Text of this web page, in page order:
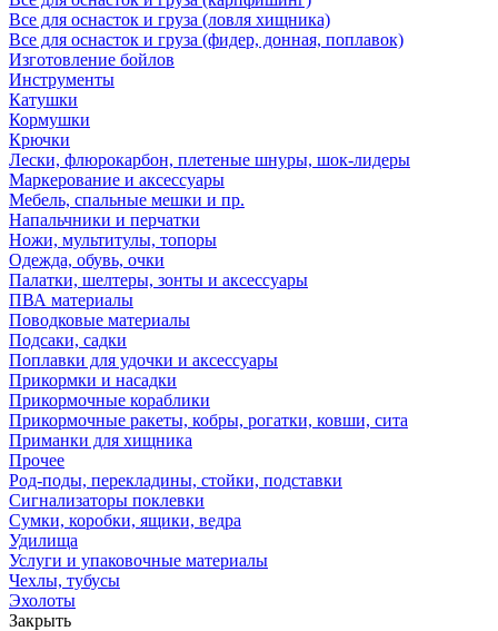
Все для оснасток и груза (ловля хищника)
Все для оснасток и груза (фидер, донная, поплавок)
Изготовление бойлов
Инструменты
Катушки
Кормушки
Крючки
Лески, флюрокарбон, плетеные шнуры, шок-лидеры
Маркерование и аксессуары
Мебель, спальные мешки и пр.
Напальчники и перчатки
Ножи, мультитулы, топоры
Одежда, обувь, очки
Палатки, шелтеры, зонты и аксессуары
ПВА материалы
Поводковые материалы
Подсаки, садки
Поплавки для удочки и аксессуары
Прикормки и насадки
Прикормочные кораблики
Прикормочные ракеты, кобры, рогатки, ковши, сита
Приманки для хищника
Прочее
Род-поды, перекладины, стойки, подставки
Сигнализаторы поклевки
Сумки, коробки, ящики, ведра
Удилища
Услуги и упаковочные материалы
Чехлы, тубусы
Эхолоты
Закрыть